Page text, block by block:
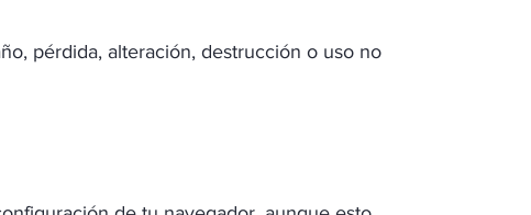
pérdida, alteración, destrucción o uso no